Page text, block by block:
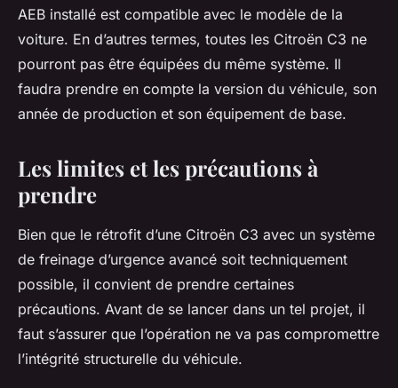
AEB installé est compatible avec le modèle de la
voiture. En d’autres termes, toutes les Citroën C3 ne
pourront pas être équipées du même système. Il
faudra prendre en compte la version du véhicule, son
année de production et son équipement de base.
Les limites et les précautions à
prendre
Bien que le rétrofit d’une Citroën C3 avec un système
de freinage d’urgence avancé soit techniquement
possible, il convient de prendre certaines
précautions. Avant de se lancer dans un tel projet, il
faut s’assurer que l’opération ne va pas compromettre
l’intégrité structurelle du véhicule.